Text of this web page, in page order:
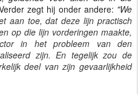
zegt hij onder andere: "We
aan toe, dat deze lijn practisch
op die lijn vorderingen maakte,
in het probleem van den
zijn. En tegelijk zou de
deel van zijn gevaarlijkheid